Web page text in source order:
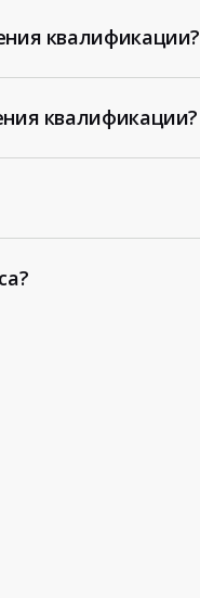
квалификации?
квалификации?